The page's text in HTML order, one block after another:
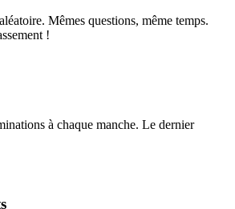
Mêmes questions, même temps.
!
à chaque manche. Le dernier